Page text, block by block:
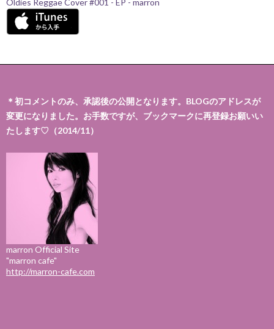
Oldies Reggae Cover #001 - EP - marron
＊初コメントのみ、承認後の公開となります。BLOGのアドレスが
変更になりました。お手数ですが、ブックマークに再登録お願いい
たします♡（2014/11）
marron Official Site
"marron cafe"
http://marron-cafe.com